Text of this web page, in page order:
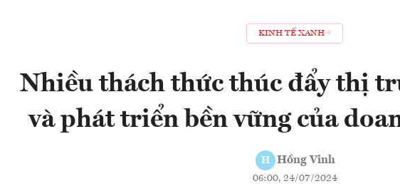
KINH TẾ XANH
Nhiều thách thức thúc đẩy thị
và phát triển bền vững của
H Hồng Vinh
06:00, 24/07/2024